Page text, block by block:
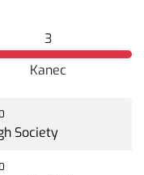
3
Kanec
Society